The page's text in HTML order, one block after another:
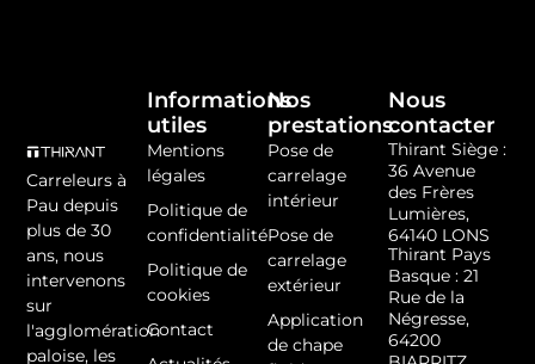
Carreleurs à
Pau depuis
plus de 30
ans, nous
intervenons
sur
l'agglomération
paloise, les
Nos
prestations
Pose de
carrelage
intérieur
Pose de
carrelage
extérieur
Application
de chape
Informations
utiles
Mentions
légales
Politique de
confidentialité
Politique de
cookies
Contact
Nous
contacter
Thirant Siège :
36 Avenue
des Frères
Lumières,
64140 LONS
Thirant Pays
Basque : 21
Rue de la
Négresse,
64200